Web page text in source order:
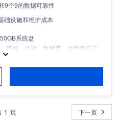
9个9的数据可靠性
础设施和维护成本
系统盘
直播、游戏、数据库、大数据等广
包月时长3个月及以上且备案期间剩
1
下一页